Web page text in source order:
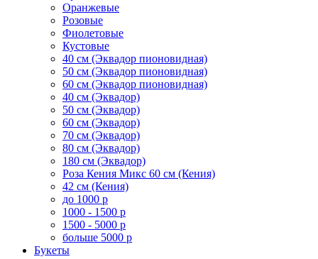
Оранжевые
Розовые
Фиолетовые
Кустовые
40 см (Эквадор пионовидная)
50 см (Эквадор пионовидная)
60 см (Эквадор пионовидная)
40 см (Эквадор)
50 см (Эквадор)
60 см (Эквадор)
70 см (Эквадор)
80 см (Эквадор)
180 см (Эквадор)
Роза Кения Микс 60 см (Кения)
42 см (Кения)
до 1000 р
1000 - 1500 р
1500 - 5000 р
больше 5000 р
Букеты